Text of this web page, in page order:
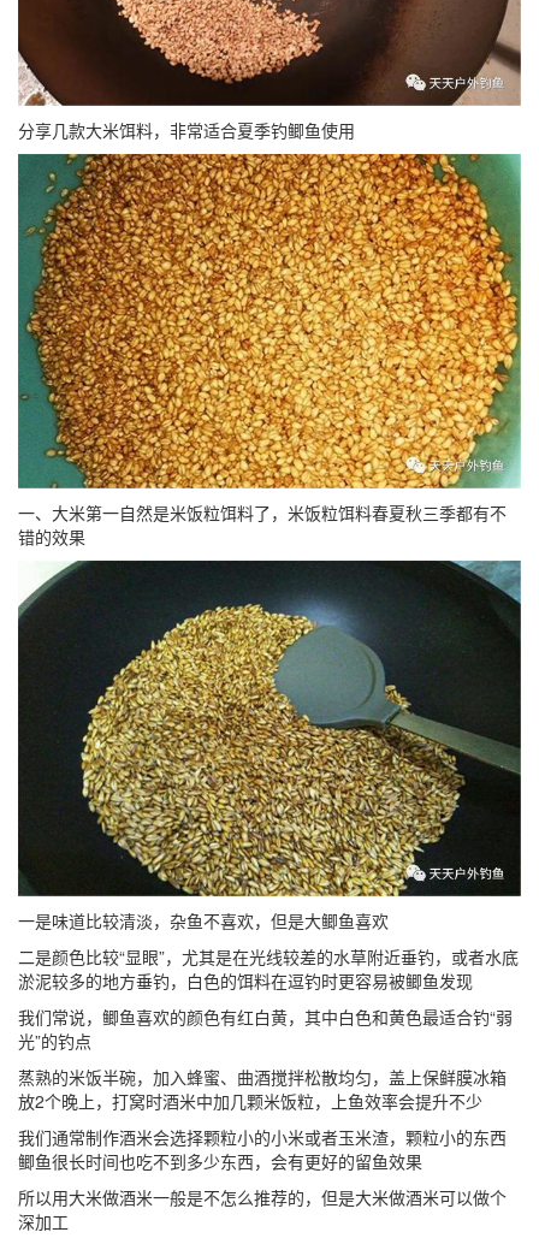
分享几款大米饵料，非常适合夏季钓鲫鱼使用
一、大米第一自然是米饭粒饵料了，米饭粒饵料春夏秋三季都有不
错的效果
一是味道比较清淡，杂鱼不喜欢，但是大鲫鱼喜欢
二是颜色比较“显眼”，尤其是在光线较差的水草附近垂钓，或者水底
淤泥较多的地方垂钓，白色的饵料在逗钓时更容易被鲫鱼发现
我们常说，鲫鱼喜欢的颜色有红白黄，其中白色和黄色最适合钓“弱
光”的钓点
蒸熟的米饭半碗，加入蜂蜜、曲酒搅拌松散均匀，盖上保鲜膜冰箱
放2个晚上，打窝时酒米中加几颗米饭粒，上鱼效率会提升不少
我们通常制作酒米会选择颗粒小的小米或者玉米渣，颗粒小的东西
鲫鱼很长时间也吃不到多少东西，会有更好的留鱼效果
所以用大米做酒米一般是不怎么推荐的，但是大米做酒米可以做个
深加工